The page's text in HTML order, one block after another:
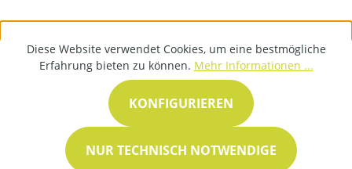
Diese Website verwendet Cookies, um eine bestmögliche
Erfahrung bieten zu können. Mehr Informationen ...
NUR TECHNISCH NOTWENDIGE
KONFIGURIEREN